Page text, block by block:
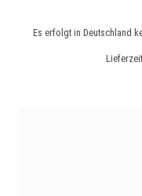
Es erfolgt in Deutschland